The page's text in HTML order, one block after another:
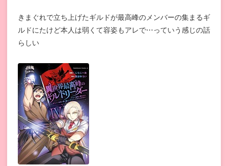
きまぐれで立ち上げたギルドが最高峰のメンバーの集まるギ
ルドにたけど本人は弱くて容姿もアレで⋯っていう感じの話
らしい